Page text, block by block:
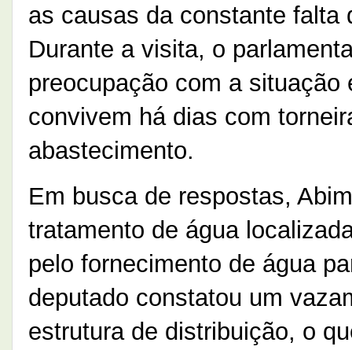
as causas da constante falta
Durante a visita, o
preocupação com a
convivem há dias com
abastecimento.
Em busca de respostas,
tratamento de água
pelo fornecimento de água
deputado constatou um
estrutura de distribuição, o